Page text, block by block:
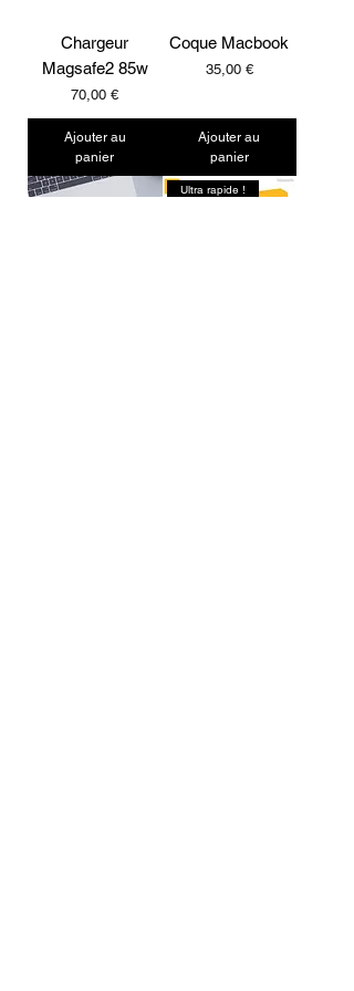
Chargeur
Magsafe2 85w
Prix
70,00 €
Ajouter au
panier
Coque Macbook
Prix
35,00 €
Ajouter au
panier
Ultra rapide !